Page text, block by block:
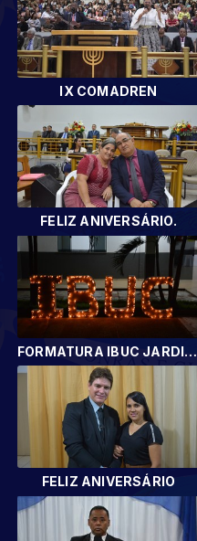
IX COMADREN
FELIZ ANIVERSÁRIO.
FORMATURA IBUC JARDIM DOS IPÊS
FELIZ ANIVERSÁRIO